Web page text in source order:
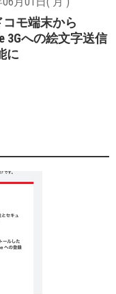
コモ端末から
3Gへの絵文字送信
に